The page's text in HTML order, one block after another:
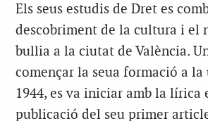
Els seus estudis de Dret es
descobriment de la cultura i el
bullia a la ciutat de València.
començar la seua formació a
1944, es va iniciar amb la lírica
publicació del seu primer